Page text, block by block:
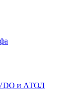
VDO и АТОЛ